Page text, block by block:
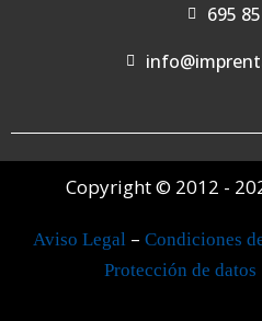
695
Copyright © 2012 -
Aviso Legal – Condiciones
Protección de datos